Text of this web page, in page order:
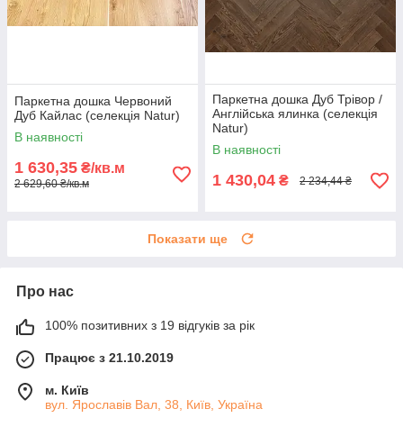
Паркетна дошка Червоний
Дуб Кайлас (селекція Natur)
В наявності
1 630,35 ₴/кв.м
2 629,60 ₴/кв.м
Паркетна дошка Дуб Трівор /
Англійська ялинка (селекція
Natur)
В наявності
1 430,04 ₴ 2 234,44 ₴
Показати ще
Про нас
100% позитивних з 19 відгуків за рік
Працює з 21.10.2019
м. Київ
вул. Ярославів Вал, 38, Київ, Україна